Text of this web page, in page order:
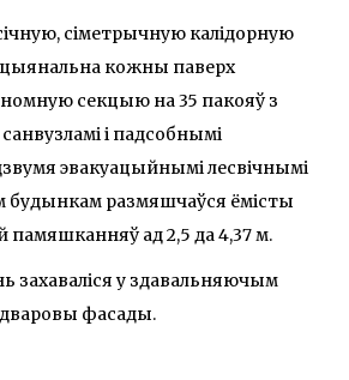
сіметрычную калідорную
кожны паверх
секцыю на 35 пакояў з
і падсобнымі
эвакуацыйнымі лесвічнымі
будынкам размяшчаўся ёмісты
ад 2,5 да 4,37 м.
захаваліся у здавальняючым
дваровы фасады.